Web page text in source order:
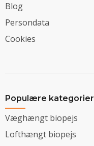
Blog
Persondata
Cookies
Populære kategorier
Væghængt biopejs
Lofthængt biopejs